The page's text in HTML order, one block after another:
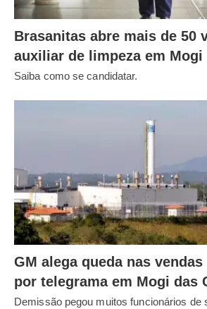
Brasanitas abre mais de 50
auxiliar de limpeza em Mogi
Saiba como se candidatar.
GM alega queda nas
por telegrama em Mogi das
Demissão pegou muitos funcionários de